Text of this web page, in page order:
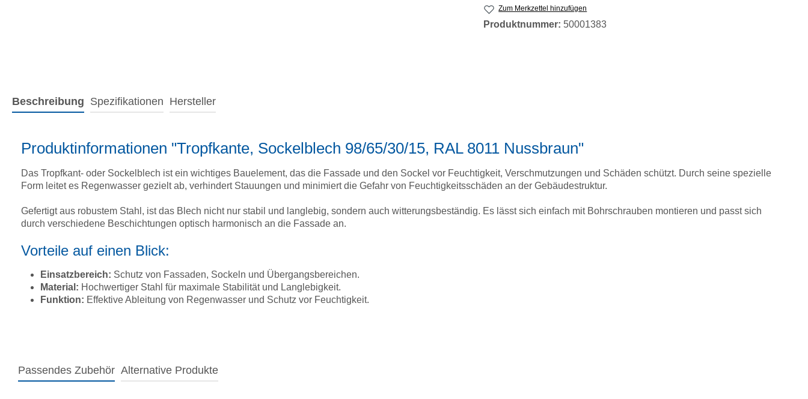
Zum Merkzettel hinzufügen
Produktnummer: 50001383
Beschreibung Spezifikationen Hersteller
Produktinformationen "Tropfkante, Sockelblech 98/65/30/15, RAL 8011 Nussbraun"
Das Tropfkant- oder Sockelblech ist ein wichtiges Bauelement, das die Fassade und den Sockel vor Feuchtigkeit, Verschmutzungen und Schäden schützt. Durch seine spezielle
Form leitet es Regenwasser gezielt ab, verhindert Stauungen und minimiert die Gefahr von Feuchtigkeitsschäden an der Gebäudestruktur.
Gefertigt aus robustem Stahl, ist das Blech nicht nur stabil und langlebig, sondern auch witterungsbeständig. Es lässt sich einfach mit Bohrschrauben montieren und passt sich
durch verschiedene Beschichtungen optisch harmonisch an die Fassade an.
Vorteile auf einen Blick:
Einsatzbereich: Schutz von Fassaden, Sockeln und Übergangsbereichen.
Material: Hochwertiger Stahl für maximale Stabilität und Langlebigkeit.
Funktion: Effektive Ableitung von Regenwasser und Schutz vor Feuchtigkeit.
Passendes Zubehör Alternative Produkte